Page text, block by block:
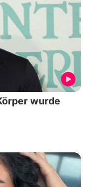
wurde